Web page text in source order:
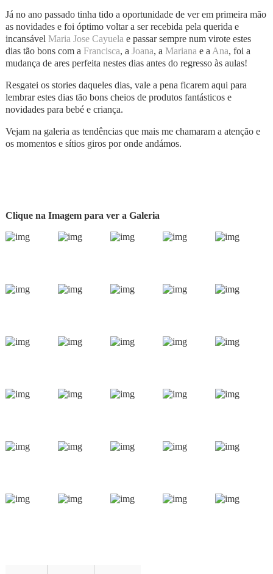
Já no ano passado tinha tido a oportunidade de ver em primeira mão
as novidades e foi óptimo voltar a ser recebida pela querida e
incansável Maria Jose Cayuelae passar sempre num virote estes
dias tão bons com a Francisca, a Joana, a Marianae aAna, foi a
mudança de ares perfeita nestes dias antes do regresso às aulas!
Resgatei os stories daqueles dias, vale a pena ficarem aqui para
lembrar estes dias tão bons cheios de produtos fantásticos e
novidades para bebé e criança.
Vejam na galeria as tendências que mais me chamaram a atenção e
os momentos e sítios giros por onde andámos.
Clique na Imagem para ver a Galeria